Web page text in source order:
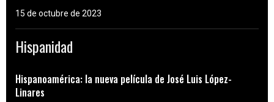
15 de octubre de 2023
Hispanidad
Hispanoamérica: la nueva película de José Luis López-
Linares